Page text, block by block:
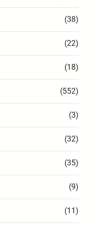
(38)
(22)
(18)
(552)
(3)
(32)
(35)
(9)
(11)